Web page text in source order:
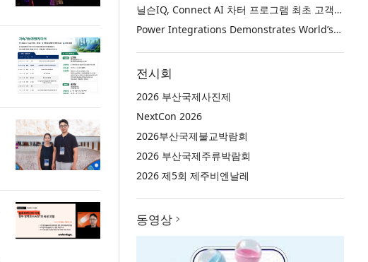
닐슨IQ, Connect AI 차터 프로그램 최초 고객사 ‘퓨리나’ 선정
Power Integrations Demonstrates World’s First 2200 V GaN Technology for Next-Era High-Voltage Power Systems
전시회
2026 부산국제사진제
NextCon 2026
2026부산국제불교박람회
2026 부산국제주류박람회
2026 제5회 제주비엔날레
동영상